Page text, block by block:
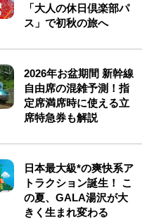
「大人の休日倶楽部パ
ス」で初秋の旅へ
2026年お盆期間 新幹線
自由席の混雑予測！指
定席満席時に使える立
席特急券も解説
日本最大級*の爽快系ア
トラクション誕生！ こ
の夏、GALA湯沢が大
きく生まれ変わる